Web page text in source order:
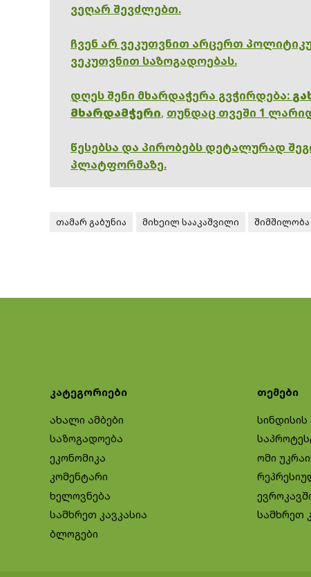
ვეღარ შევძლებთ.
ჩვენ არ ვეკუთვნით არცერთ
ვეკუთვნით საზოგადოებას.
დღეს შენი მხარდაჭერა გვჭირდება:
მხარდამჭერი, თუნდაც თვეში 1
წესებსა და პირობებს დეტალურად
პლატფორმაზე.
თამარ გაბუნია მიხეილ სააკაშვილი შიმშილობა
კატეგორიები
ახალი ამბები
საზოგადოება
ეკონომიკა
კომენტარი
ხელოვნება
სამხრეთ კავკასია
ბლოგები
თემები
სინდისის
ომი
სამხრეთ